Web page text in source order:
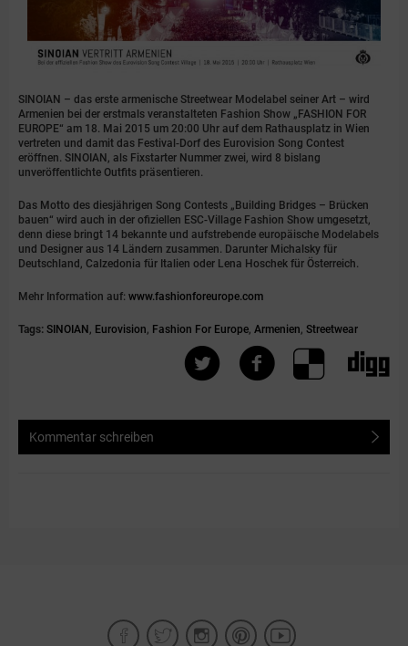
SINOIAN – das erste armenische Streetwear Modelabel seiner Art – wird
Armenien bei der erstmals veranstalteten Fashion Show „FASHION FOR
EUROPE“ am 18. Mai 2015 um 20:00 Uhr auf dem Rathausplatz in ‪‎Wien‬
vertreten und damit das Festival-Dorf des Eurovision Song Contest
eröffnen. SINOIAN, als Fixstarter Nummer zwei, wird 8 bislang
unveröffentlichte Outfits präsentieren.
Das Motto des diesjährigen Song Contests „Building Bridges – Brücken
bauen“ wird auch in der ofiziellen ESC-Village Fashion Show umgesetzt,
denn diese bringt 14 bekannte und aufstrebende europäische Modelabels
und Designer aus 14 Ländern zusammen. Darunter Michalsky für
Deutschland, Calzedonia für Italien oder Lena Hoschek für Österreich.
Mehr Information auf: www.fashionforeurope.com
Tags: SINOIAN , Eurovision, Fashion For Europe, Armenien, Streetwear
Kommentar schreiben